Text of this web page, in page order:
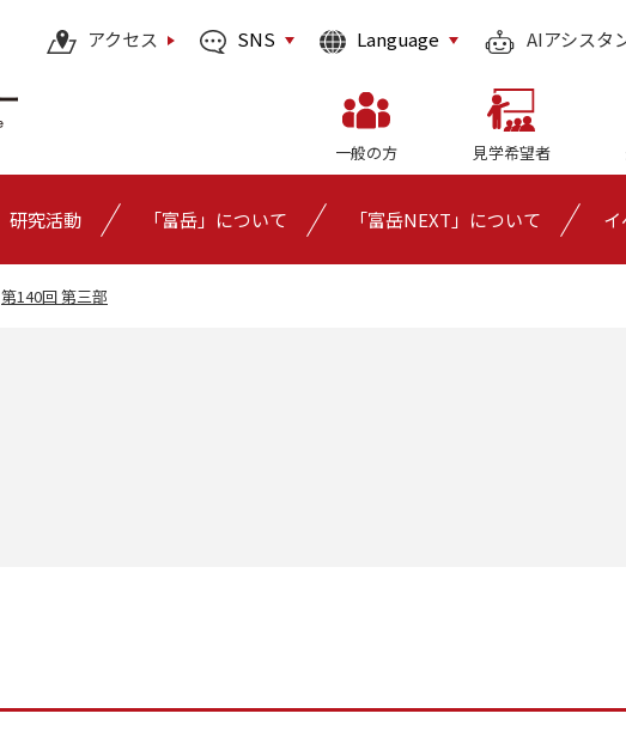
一般の方 見学希望者
研究活動 「富岳」について 「富岳NEXT」について
アクセス SNS Language AIアシスタ
第140回 第三部